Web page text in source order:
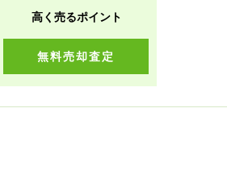
高く売るポイント
無料売却査定